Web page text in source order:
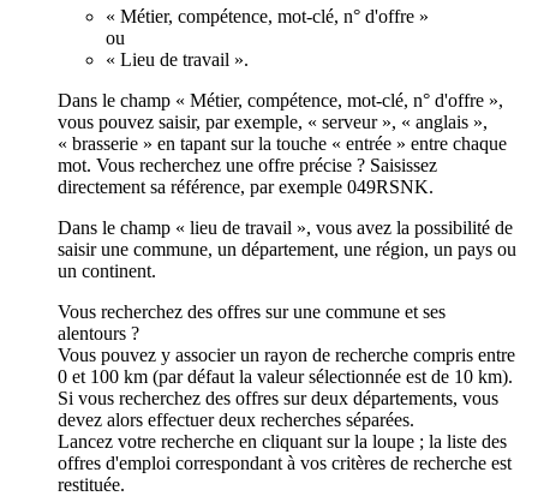
« Métier, compétence, mot-clé, n° d'offre »
ou
« Lieu de travail ».
Dans le champ « Métier, compétence, mot-clé, n° d'offre »,
vous pouvez saisir, par exemple, « serveur », « anglais »,
« brasserie » en tapant sur la touche « entrée » entre chaque
mot. Vous recherchez une offre précise ? Saisissez
directement sa référence, par exemple 049RSNK.
Dans le champ « lieu de travail », vous avez la possibilité de
saisir une commune, un département, une région, un pays ou
un continent.
Vous recherchez des offres sur une commune et ses
alentours ?
Vous pouvez y associer un rayon de recherche compris entre
0 et 100 km (par défaut la valeur sélectionnée est de 10 km).
Si vous recherchez des offres sur deux départements, vous
devez alors effectuer deux recherches séparées.
Lancez votre recherche en cliquant sur la loupe ; la liste des
offres d'emploi correspondant à vos critères de recherche est
restituée.